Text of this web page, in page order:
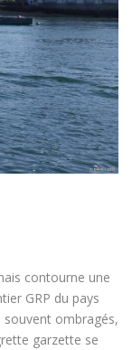
contourne une
GRP du pays
souvent ombragés,
garzette se